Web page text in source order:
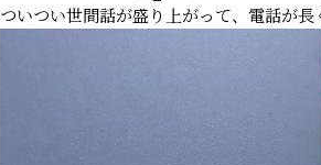
ついつい世間話が盛り上がって、電話が